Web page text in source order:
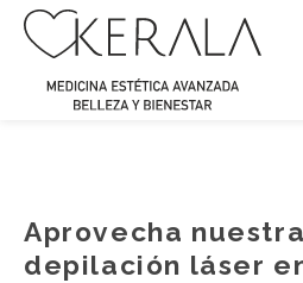
Aprovecha
depilación láser